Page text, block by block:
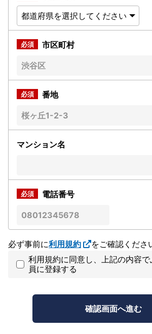
市区町村
番地
マンション名
電話番号
必ず事前に利用規約
をご確認くださ
利用規約に同意し、上記の内容
員に登録する